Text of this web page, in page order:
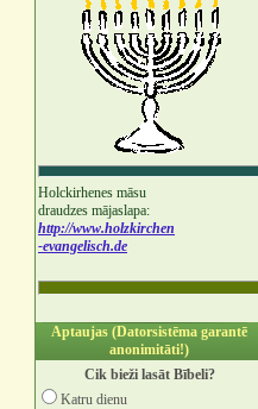
Holckirhenes māsu
draudzes mājaslapa:
http://www.holzkirchen
-evangelisch.de
Aptaujas (Datorsistēma garantē
anonimitāti!)
Cik bieži lasāt Bībeli?
Katru dienu